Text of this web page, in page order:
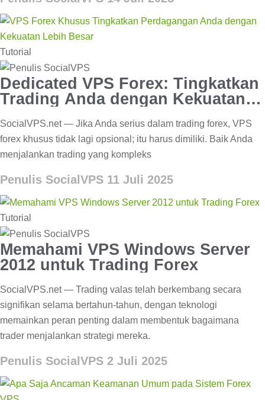
Tutorial
Dedicated VPS Forex: Tingkatkan
Trading Anda dengan Kekuatan
SocialVPS.net — Jika Anda serius dalam trading forex, VPS
forex khusus tidak lagi opsional; itu harus dimiliki. Baik Anda
menjalankan trading yang kompleks
Penulis SocialVPS 11 Juli 2025
Tutorial
Memahami VPS Windows Server
2012 untuk Trading Forex
SocialVPS.net — Trading valas telah berkembang secara
signifikan selama bertahun-tahun, dengan teknologi
memainkan peran penting dalam membentuk bagaimana
trader menjalankan strategi mereka.
Penulis SocialVPS 2 Juli 2025